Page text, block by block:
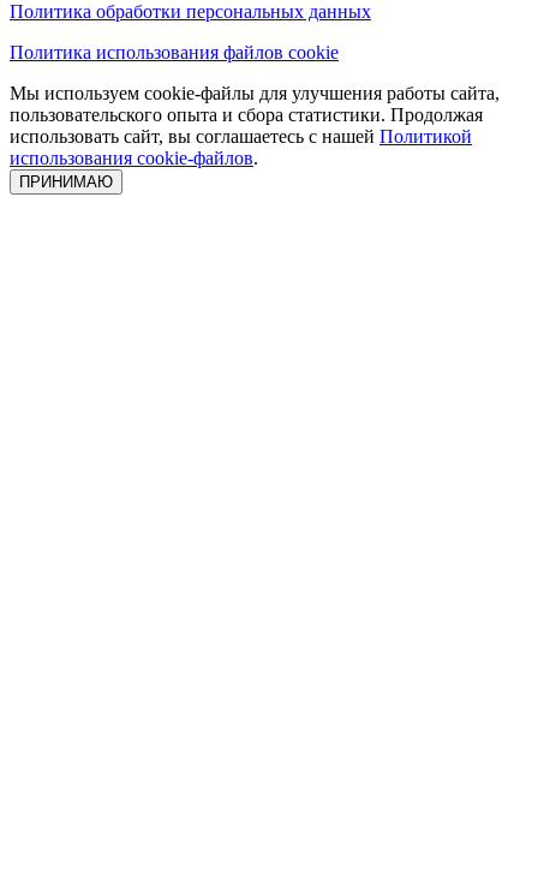
Политика обработки персональных данных
Политика использования файлов cookie
Мы используем cookie-файлы для улучшения работы сайта,
пользовательского опыта и сбора статистики. Продолжая
использовать сайт, вы соглашаетесь с нашей Политикой
использования cookie-файлов.
ПРИНИМАЮ